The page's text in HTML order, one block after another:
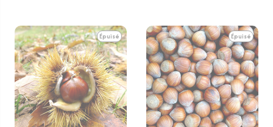
Épuisé Épuisé